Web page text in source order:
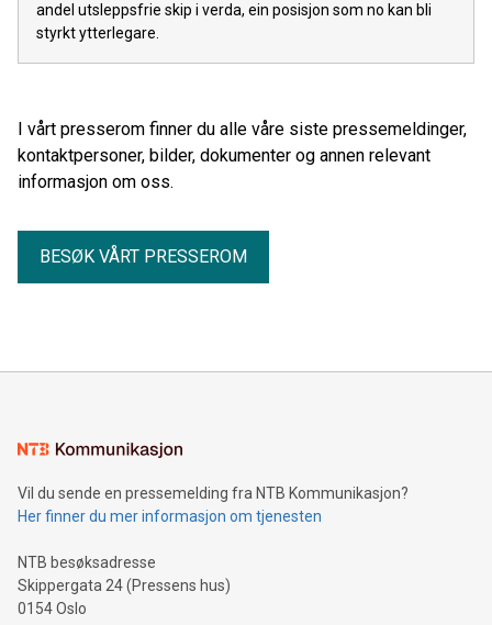
andel utsleppsfrie skip i verda, ein posisjon som no kan bli
styrkt ytterlegare.
I vårt presserom finner du alle våre siste pressemeldinger,
kontaktpersoner, bilder, dokumenter og annen relevant
informasjon om oss.
BESØK VÅRT PRESSEROM
Vil du sende en pressemelding fra NTB Kommunikasjon?
Her finner du mer informasjon om tjenesten
NTB besøksadresse
Skippergata 24 (Pressens hus)
0154 Oslo